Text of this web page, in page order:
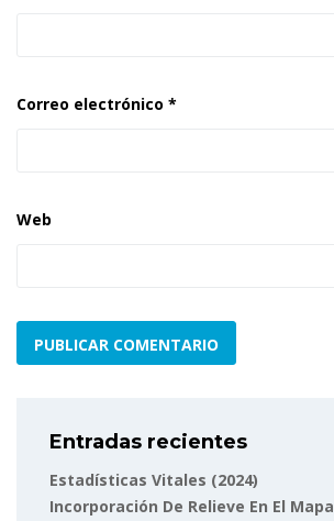
Correo electrónico *
Web
Entradas recientes
Estadísticas Vitales (2024)
Incorporación De Relieve En El Mapa